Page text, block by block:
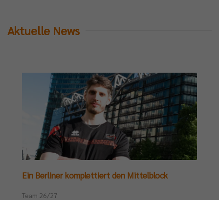
Aktuelle News
Ein Berliner komplettiert den Mittelblock
Team 26/27